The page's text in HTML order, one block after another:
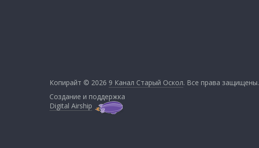
Копирайт © 2026 9 Канал Старый Оскол. Все права защищены.
Создание и поддержка
Digital Airship